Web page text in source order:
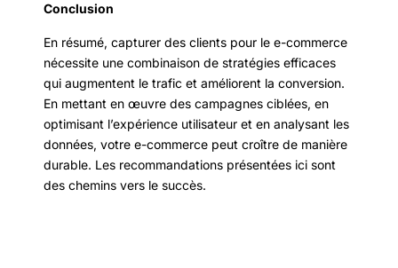
Conclusion
En résumé, capturer des clients pour le e-commerce
nécessite une combinaison de stratégies efficaces
qui augmentent le trafic et améliorent la conversion.
En mettant en œuvre des campagnes ciblées, en
optimisant l’expérience utilisateur et en analysant les
données, votre e-commerce peut croître de manière
durable. Les recommandations présentées ici sont
des chemins vers le succès.